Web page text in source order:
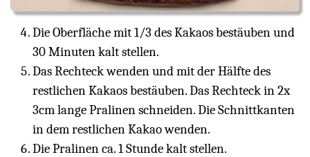
Die Oberfläche mit 1/3 des Kakaos bestäuben und
30 Minuten kalt stellen.
Das Rechteck wenden und mit der Hälfte des
restlichen Kakaos bestäuben. Das Rechteck in 2x
3cm lange Pralinen schneiden. Die Schnittkanten
in dem restlichen Kakao wenden.
Die Pralinen ca. 1 Stunde kalt stellen.